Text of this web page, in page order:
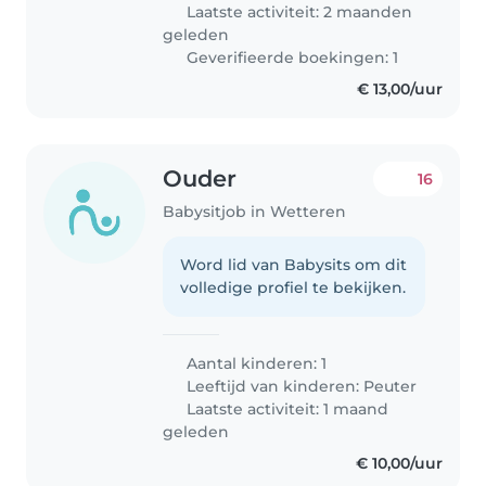
Laatste activiteit: 2 maanden
geleden
Geverifieerde boekingen: 1
€ 13,00/uur
Ouder
Babysitjob in Wetteren
16
Word lid van Babysits om dit
volledige profiel te bekijken.
Aantal kinderen: 1
Leeftijd van kinderen: Peuter
Laatste activiteit: 1 maand
geleden
€ 10,00/uur